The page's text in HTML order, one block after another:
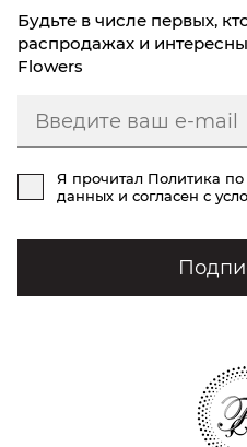
Будьте в числе первых,
распродажах и
Flowers
Я прочитал Политика
данных и согласен с